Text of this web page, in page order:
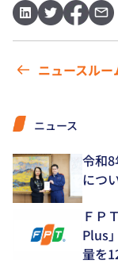
ニュースルー
ニュース
令和
につ
ＦＰ
Plus
量を